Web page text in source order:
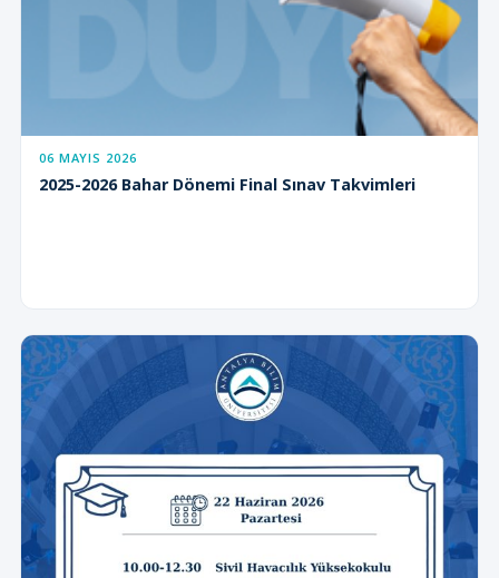
06 MAYIS 2026
2025-2026 Bahar Dönemi Final Sınav Takvimleri